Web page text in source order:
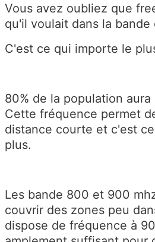
Vous avez oubliez que
qu'il voulait dans la bande
C'est ce qui importe le
80% de la population
Cette fréquence permet
distance courte et c'est
plus.
Les bande 800 et 900
couvrir des zones peu
dispose de fréquence à